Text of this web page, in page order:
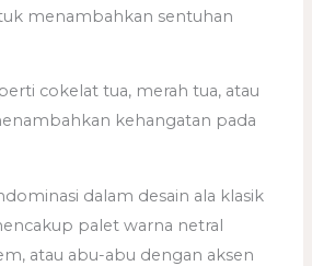
menambahkan sentuhan
cokelat tua, merah tua, atau
kehangatan pada
dalam desain ala klasik
palet warna netral
atau abu-abu dengan aksen